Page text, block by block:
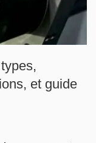
et guide